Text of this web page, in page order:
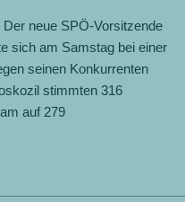
neue SPÖ-Vorsitzende
sich am Samstag bei einer
seinen Konkurrenten
stimmten 316
auf 279